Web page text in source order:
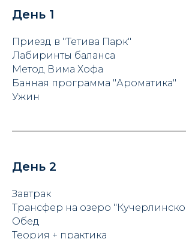
День 1
Приезд в "Тетива Парк"
Лабиринты баланса
Метод Вима Хофа
Банная программа "Ароматика"
Ужин
День 2
Завтрак
Трансфер на озеро
Обед
Теория + практика